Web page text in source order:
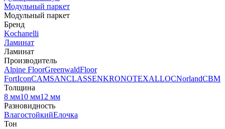
Модульный паркет
Модульный паркет
Бренд
Kochanelli
Ламинат
Ламинат
Производитель
Alpine FloorGreenwaldFloor
FortIconCAMSANCLASSENKRONOTEXALLOCNorlandCBM
Толщина
8 мм10 мм12 мм
Разновидность
ВлагостойкийЕлочка
Тон